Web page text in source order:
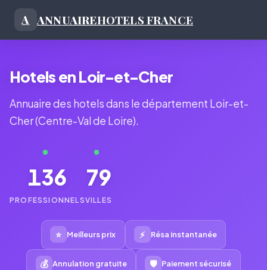
A ANNUAIREHOTELS FRANCE
Hotels en Loir-et-Cher
Annuaire des hotels dans le département Loir-et-
Cher (Centre-Val de Loire).
136
PROFESSIONNELS
79
VILLES
⭐ Meilleurs prix ⚡ Résa instantanée
💰 Annulation gratuite 🛡 Paiement sécurisé